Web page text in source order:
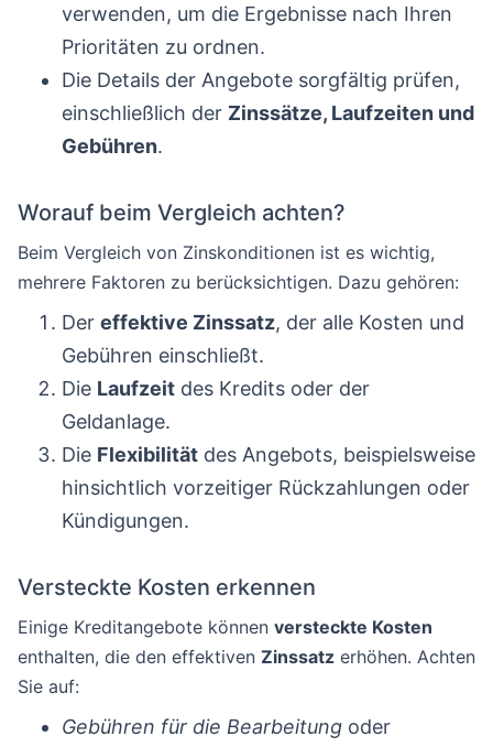
verwenden, um die Ergebnisse nach Ihren
Prioritäten zu ordnen.
Die Details der Angebote sorgfältig prüfen,
einschließlich der Zinssätze, Laufzeiten und
Gebühren.
Worauf beim Vergleich achten?
Beim Vergleich von Zinskonditionen ist es wichtig,
mehrere Faktoren zu berücksichtigen. Dazu gehören:
Der effektive Zinssatz, der alle Kosten und
Gebühren einschließt.
Die Laufzeit des Kredits oder der
Geldanlage.
Die Flexibilität des Angebots, beispielsweise
hinsichtlich vorzeitiger Rückzahlungen oder
Kündigungen.
Versteckte Kosten erkennen
Einige Kreditangebote können versteckte Kosten
enthalten, die den effektiven Zinssatz erhöhen. Achten
Sie auf:
Gebühren für die Bearbeitung oder